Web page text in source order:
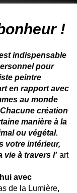
!
indispensable
pour
peintre
en rapport avec
au monde
création
manière à la
ou végétal.
votre intérieur,
vie à travers l' art
avec
de la Lumière,